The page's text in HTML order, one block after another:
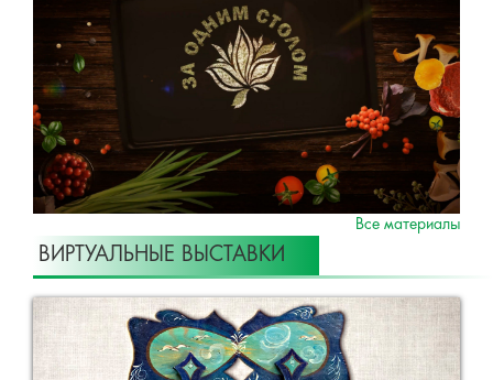
Все материалы
ВИРТУАЛЬНЫЕ ВЫСТАВКИ